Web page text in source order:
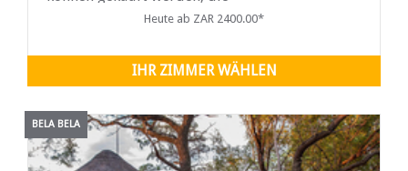
Übereinstimmungen sind vorhanden. Vor
Heute ab ZAR 2400.00*
IHR ZIMMER WÄHLEN
BELA BELA